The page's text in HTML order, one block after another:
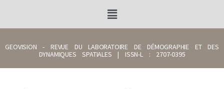
GEOVISION - REVUE DU LABORATOIRE DE DÉMOGRAPHIE ET DES
DYNAMIQUES SPATIALES | ISSN-L : 2707-0395